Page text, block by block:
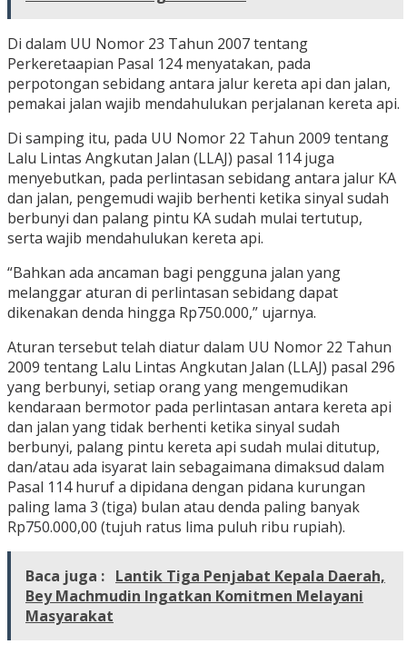
Di dalam UU Nomor 23 Tahun 2007 tentang
Perkeretaapian Pasal 124 menyatakan, pada
perpotongan sebidang antara jalur kereta api dan jalan,
pemakai jalan wajib mendahulukan perjalanan kereta api.
Di samping itu, pada UU Nomor 22 Tahun 2009 tentang
Lalu Lintas Angkutan Jalan (LLAJ) pasal 114 juga
menyebutkan, pada perlintasan sebidang antara jalur KA
dan jalan, pengemudi wajib berhenti ketika sinyal sudah
berbunyi dan palang pintu KA sudah mulai tertutup,
serta wajib mendahulukan kereta api.
“Bahkan ada ancaman bagi pengguna jalan yang
melanggar aturan di perlintasan sebidang dapat
dikenakan denda hingga Rp750.000,” ujarnya.
Aturan tersebut telah diatur dalam UU Nomor 22 Tahun
2009 tentang Lalu Lintas Angkutan Jalan (LLAJ) pasal 296
yang berbunyi, setiap orang yang mengemudikan
kendaraan bermotor pada perlintasan antara kereta api
dan jalan yang tidak berhenti ketika sinyal sudah
berbunyi, palang pintu kereta api sudah mulai ditutup,
dan/atau ada isyarat lain sebagaimana dimaksud dalam
Pasal 114 huruf a dipidana dengan pidana kurungan
paling lama 3 (tiga) bulan atau denda paling banyak
Rp750.000,00 (tujuh ratus lima puluh ribu rupiah).
Baca juga : Lantik Tiga Penjabat Kepala Daerah,
Bey Machmudin Ingatkan Komitmen Melayani
Masyarakat